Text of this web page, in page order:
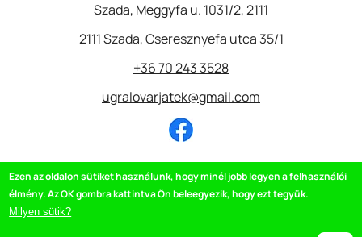
Szada, Meggyfa u. 1031/2, 2111
2111 Szada, Cseresznyefa utca 35/1
+36 70 243 3528
ugralovarjatek@gmail.com
Minden megrendelésből 1000 Ft-ot a Piros Orr
Bohócdoktorok Alapítványnak adományozunk.
Image
Ezen az oldalon sütiket használunk, hogy minél jobb legyen a felhasználói
élmény. Az OK gombra kattintva Ön beleegyezik, hogy ezt tegyük.
Milyen sütik?